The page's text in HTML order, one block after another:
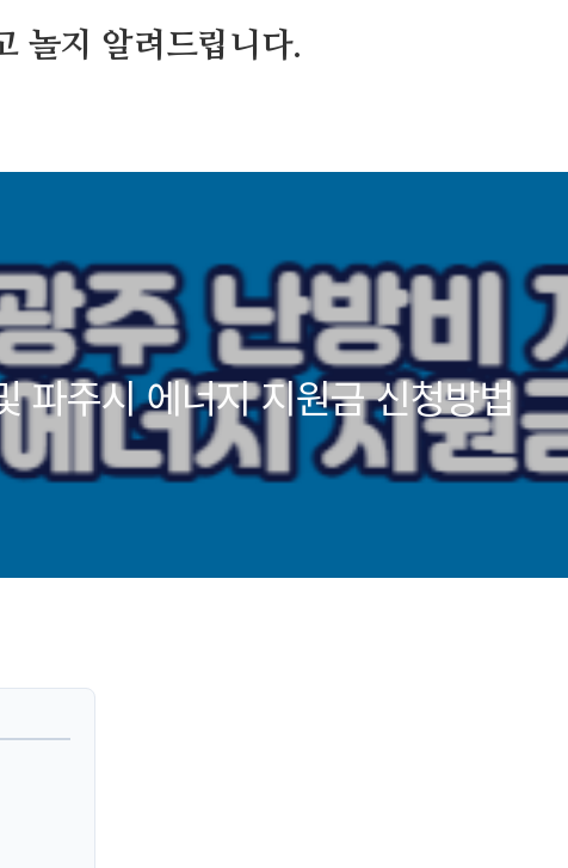
놀지 알려드립니다.
파주시 에너지 지원금 신청방법